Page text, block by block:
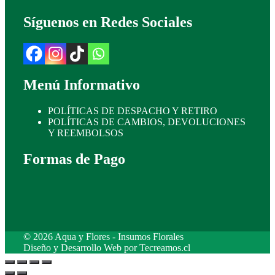
Síguenos en Redes Sociales
Menú Informativo
POLÍTICAS DE DESPACHO Y RETIRO
POLÍTICAS DE CAMBIOS, DEVOLUCIONES
Y REEMBOLSOS
Formas de Pago
© 2026 Aqua y Flores - Insumos Florales
Diseño y Desarrollo Web porTecreamos.cl